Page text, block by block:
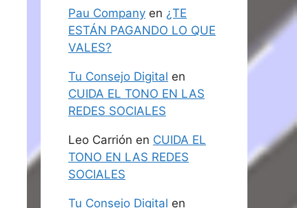
Pau Company en ¿TE
ESTÁN PAGANDO LO QUE
VALES?
Tu Consejo Digital en
CUIDA EL TONO EN LAS
REDES SOCIALES
Leo Carrión en CUIDA EL
TONO EN LAS REDES
SOCIALES
Tu Consejo Digital en